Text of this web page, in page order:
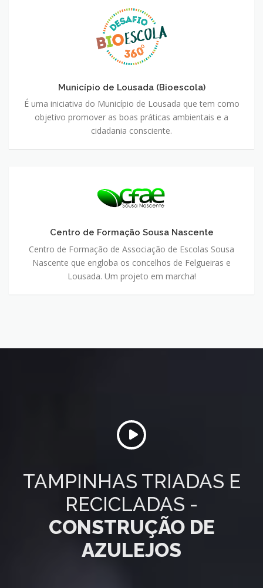
Município de Lousada (Bioescola)
É uma iniciativa do Município de Lousada que tem como
objetivo promover as boas práticas ambientais e a
cidadania consciente.
Centro de Formação Sousa Nascente
Centro de Formação de Associação de Escolas Sousa
Nascente que engloba os concelhos de Felgueiras e
Lousada. Um projeto em marcha!
TAMPINHAS TRIADAS E
RECICLADAS -
CONSTRUÇÃO DE
AZULEJOS